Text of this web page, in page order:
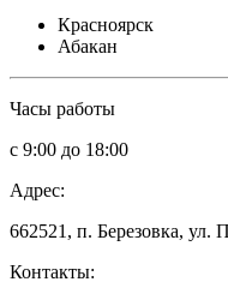
Красноярск
Абакан
Часы работы
с 9:00 до 18:00
Адрес:
662521, п. Березовка, ул.
Контакты: